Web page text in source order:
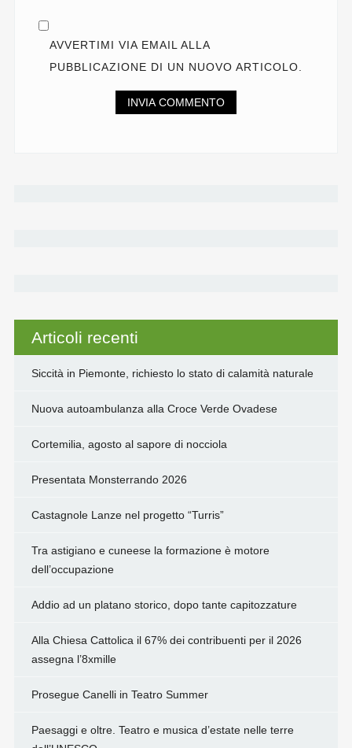
AVVERTIMI VIA EMAIL ALLA
PUBBLICAZIONE DI UN NUOVO ARTICOLO.
Articoli recenti
Siccità in Piemonte, richiesto lo stato di calamità naturale
Nuova autoambulanza alla Croce Verde Ovadese
Cortemilia, agosto al sapore di nocciola
Presentata Monsterrando 2026
Castagnole Lanze nel progetto “Turris”
Tra astigiano e cuneese la formazione è motore
dell’occupazione
Addio ad un platano storico, dopo tante capitozzature
Alla Chiesa Cattolica il 67% dei contribuenti per il 2026
assegna l’8xmille
Prosegue Canelli in Teatro Summer
Paesaggi e oltre. Teatro e musica d’estate nelle terre